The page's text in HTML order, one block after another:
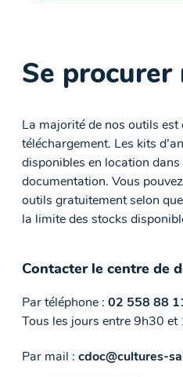
Se procurer
La majorité de nos outils est
téléchargement. Les kits
disponibles en location dans
documentation. Vous
outils gratuitement selon
la limite des stocks
Contacter le centre de
Par téléphone : 02 558 88
Tous les jours entre 9h30
Par mail : cdoc@cultures-